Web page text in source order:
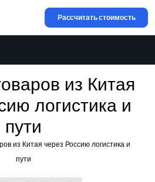
Рассчитать стоимость
из Китая
логистика и
пути
из Китая через Россию логистика и
пути